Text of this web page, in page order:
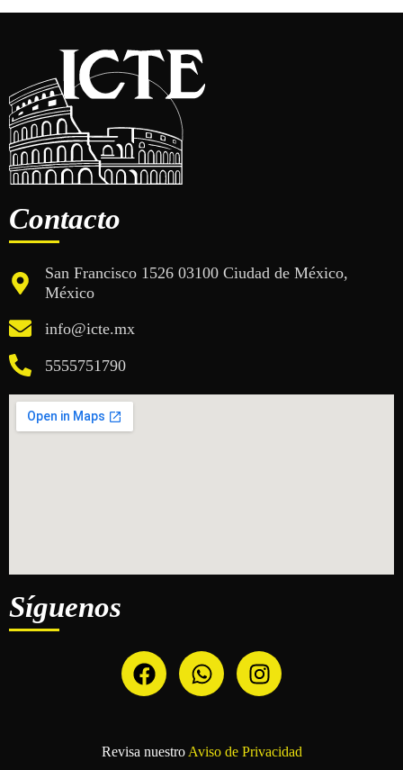
Contacto
San Francisco 1526 03100 Ciudad de México,
México
info@icte.mx
5555751790
Síguenos
Revisa nuestro Aviso de Privacidad